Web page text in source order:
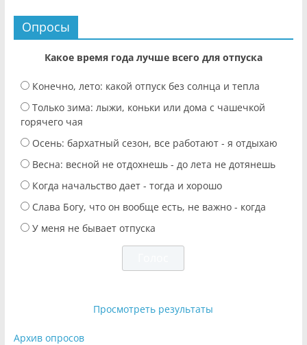
Опросы
Какое время года лучше всего для отпуска
Конечно, лето: какой отпуск без солнца и тепла
Только зима: лыжи, коньки или дома с чашечкой
горячего чая
Осень: бархатный сезон, все работают - я отдыхаю
Весна: весной не отдохнешь - до лета не дотянешь
Когда начальство дает - тогда и хорошо
Слава Богу, что он вообще есть, не важно - когда
У меня не бывает отпуска
Просмотреть результаты
Архив опросов